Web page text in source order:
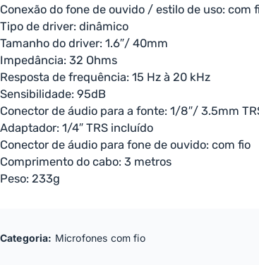
Conexão do fone de ouvido / estilo de uso: com
Tipo de driver: dinâmico
Tamanho do driver: 1.6″/ 40mm
Impedância: 32 Ohms
Resposta de frequência: 15 Hz à 20 kHz
Sensibilidade: 95dB
Conector de áudio para a fonte: 1/8″/ 3.5mm
Adaptador: 1/4″ TRS incluído
Conector de áudio para fone de ouvido: com fio
Comprimento do cabo: 3 metros
Peso: 233g
Categoria: Microfones com fio